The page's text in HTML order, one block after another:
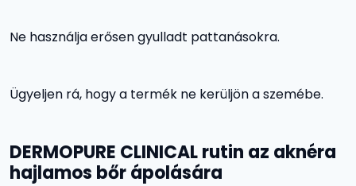
Ne használja erősen gyulladt pattanásokra.
Ügyeljen rá, hogy a termék ne kerüljön a szemébe.
DERMOPURE CLINICAL rutin az aknéra
hajlamos bőr ápolására